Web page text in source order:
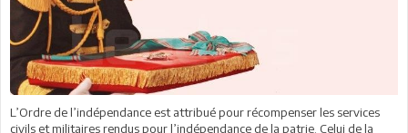
L’Ordre de l’indépendance est attribué pour récompenser les services
civils et militaires rendus pour l’indépendance de la patrie. Celui de la